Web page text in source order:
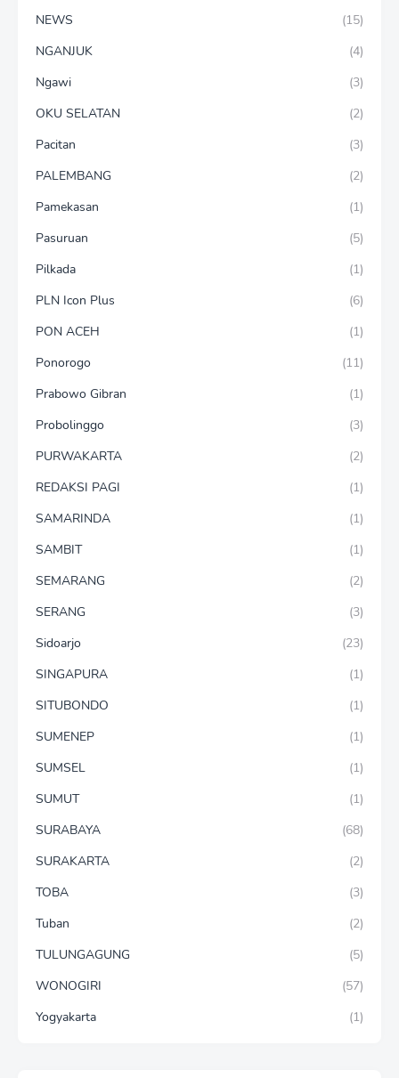
NEWS
(15)
NGANJUK
(4)
Ngawi
(3)
OKU SELATAN
(2)
Pacitan
(3)
PALEMBANG
(2)
Pamekasan
(1)
Pasuruan
(5)
Pilkada
(1)
PLN Icon Plus
(6)
PON ACEH
(1)
Ponorogo
(11)
Prabowo Gibran
(1)
Probolinggo
(3)
PURWAKARTA
(2)
REDAKSI PAGI
(1)
SAMARINDA
(1)
SAMBIT
(1)
SEMARANG
(2)
SERANG
(3)
Sidoarjo
(23)
SINGAPURA
(1)
SITUBONDO
(1)
SUMENEP
(1)
SUMSEL
(1)
SUMUT
(1)
SURABAYA
(68)
SURAKARTA
(2)
TOBA
(3)
Tuban
(2)
TULUNGAGUNG
(5)
WONOGIRI
(57)
Yogyakarta
(1)